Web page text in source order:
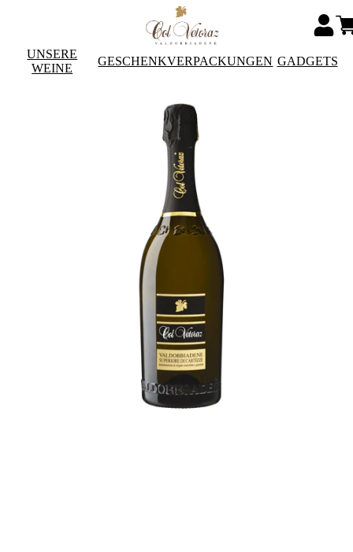
UNSERE
WEINE
GESCHENKVERPACKUNGEN GADGETS